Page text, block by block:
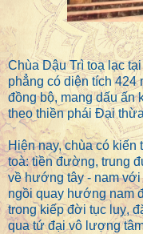
Chùa Dậu Trì toạ lạc
phẳng có diện tích 424
đồng bộ, mang dấu ấn
theo thiền phái Đại
Hiện nay, chùa có
toà: tiền đường, trung
về hướng tây - nam
ngồi quay hướng nam
trong kiếp đời tục luỵ,
qua tứ đại vô lượng